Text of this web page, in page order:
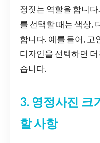
정짓는 역할을 합니다.
를 선택할 때는 색상,
합니다. 예를 들어, 고
디자인을 선택하면
습니다.
3. 영정사진 크
할 사항